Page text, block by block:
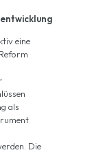
eine
als
Die